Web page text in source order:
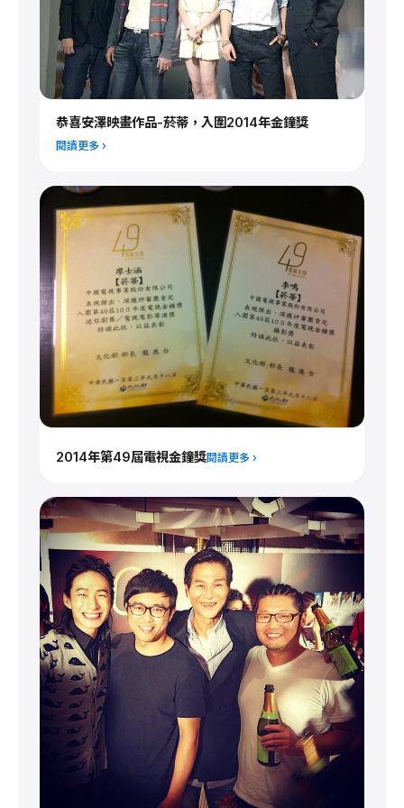
恭喜安澤映畫作品-菸蒂，入圍2014年金鐘獎
2014年第49屆電視金鐘獎